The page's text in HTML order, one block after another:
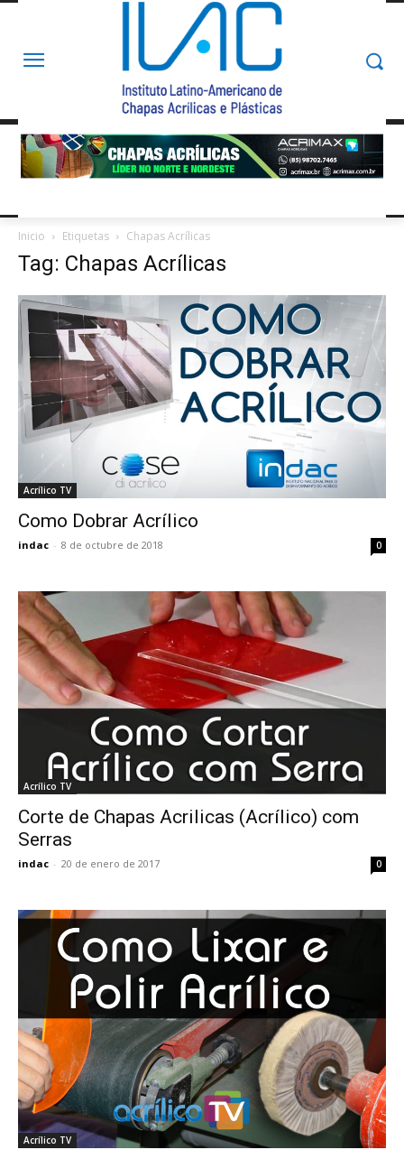
Inicio Etiquetas Chapas Acrílicas
Tag: Chapas Acrílicas
Acrílico TV
Como Dobrar Acrílico
indac - 8 de octubre de 2018 0
Acrílico TV
Corte de Chapas Acrilicas (Acrílico) com
Serras
indac - 20 de enero de 2017 0
Acrílico TV